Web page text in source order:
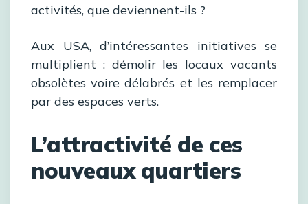
activités, que deviennent-ils ?
Aux USA, d’intéressantes initiatives se
multiplient : démolir les locaux vacants
obsolètes voire délabrés et les remplacer
par des espaces verts.
L’attractivité de ces
nouveaux quartiers